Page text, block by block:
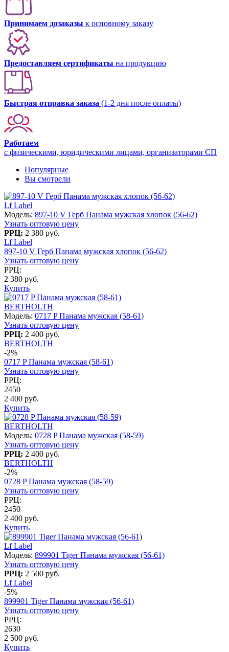
Принимаем дозаказы к основному заказу
Предоставляем сертификаты на продукцию
Быстрая отправка заказа (1-2 дня после оплаты)
Работаем
с физическими, юридическими лицами, организаторами СП
Популярные
Вы смотрели
Lf Label
Модель: 897-10 V Герб Панама мужская хлопок (56-62)
Узнать оптовую цену
РРЦ: 2 380 руб.
Lf Label
897-10 V Герб Панама мужская хлопок (56-62)
Узнать оптовую цену
РРЦ:
2 380 руб.
Купить
BERTHOLTH
Модель: 0717 P Панама мужская (58-61)
Узнать оптовую цену
РРЦ: 2 400 руб.
BERTHOLTH
-2%
0717 P Панама мужская (58-61)
Узнать оптовую цену
РРЦ:
2450
2 400 руб.
Купить
BERTHOLTH
Модель: 0728 P Панама мужская (58-59)
Узнать оптовую цену
РРЦ: 2 400 руб.
BERTHOLTH
-2%
0728 P Панама мужская (58-59)
Узнать оптовую цену
РРЦ:
2450
2 400 руб.
Купить
Lf Label
Модель: 899901 Tiger Панама мужская (56-61)
Узнать оптовую цену
РРЦ: 2 500 руб.
Lf Label
-5%
899901 Tiger Панама мужская (56-61)
Узнать оптовую цену
РРЦ:
2630
2 500 руб.
Купить